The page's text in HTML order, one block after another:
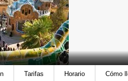
Tarifas Horario Cómo